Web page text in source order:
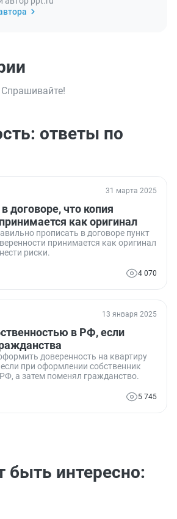
ответы по
31 марта 2025
договоре, что копия
как оригинал
прописать в договоре пункт
принимается как оригинал
риски.
4 070
13 января 2025
в РФ, если
доверенность на квартиру
при оформлении собственник
а затем поменял гражданство.
5 745
интересно: